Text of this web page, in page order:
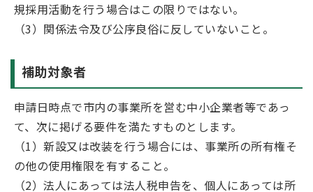
規採用活動を行う場合はこの限りではない。
（3）関係法令及び公序良俗に反していないこと。
補助対象者
申請日時点で市内の事業所を営む中小企業者等であっ
て、次に掲げる要件を満たすものとします。
（1）新設又は改装を行う場合には、事業所の所有権そ
の他の使用権限を有すること。
（2）法人にあっては法人税申告を、個人にあっては所